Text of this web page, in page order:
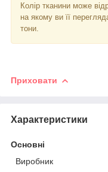
Колір тканини може
на якому ви її
тони.
Приховати
Характеристики
Основні
Виробник